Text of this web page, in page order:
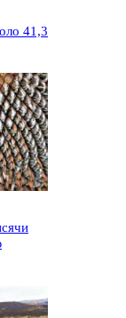
41,3